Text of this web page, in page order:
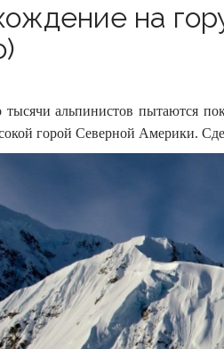
на
тысячи альпинистов пытаются
горой Северной Америки.